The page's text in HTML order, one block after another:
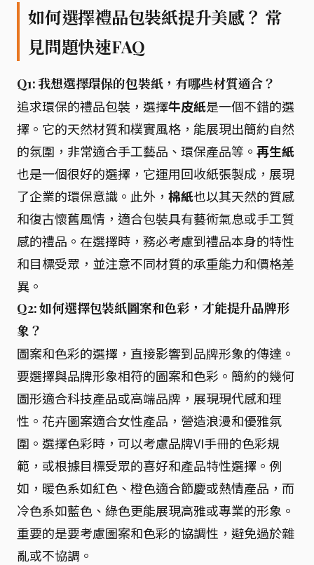
如何選擇禮品包裝紙提升美感？ 常
見問題快速FAQ
Q1: 我想選擇環保的包裝紙，有哪些材質適合？
追求環保的禮品包裝，選擇牛皮紙是一個不錯的選
擇。它的天然材質和樸實風格，能展現出簡約自然
的氛圍，非常適合手工藝品、環保產品等。 再生紙
也是一個很好的選擇，它運用回收紙張製成，展現
了企業的環保意識。此外， 棉紙也以其天然的質感
和復古懷舊風情，適合包裝具有藝術氣息或手工質
感的禮品。在選擇時，務必考慮到禮品本身的特性
和目標受眾，並注意不同材質的承重能力和價格差
異。
Q2: 如何選擇包裝紙圖案和色彩，才能提升品牌形
象？
圖案和色彩的選擇，直接影響到品牌形象的傳達。
要選擇與品牌形象相符的圖案和色彩。簡約的幾何
圖形適合科技產品或高端品牌，展現現代感和理
性。花卉圖案適合女性產品，營造浪漫和優雅氛
圍。選擇色彩時，可以考慮品牌VI手冊的色彩規
範，或根據目標受眾的喜好和產品特性選擇。例
如，暖色系如紅色、橙色適合節慶或熱情產品，而
冷色系如藍色、綠色更能展現高雅或專業的形象。
重要的是要考慮圖案和色彩的協調性，避免過於雜
亂或不協調。